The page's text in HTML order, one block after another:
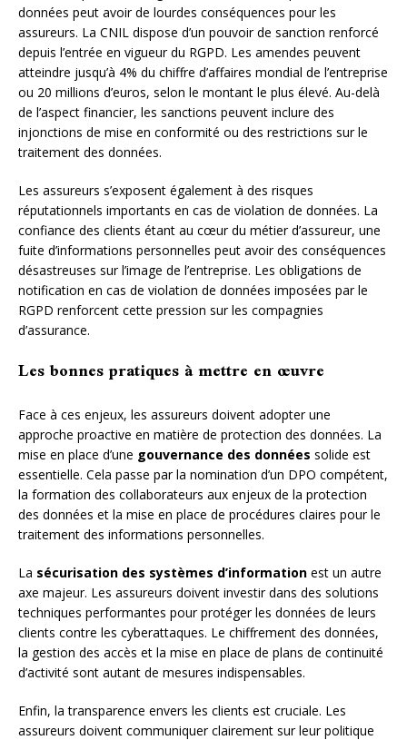
données peut avoir de lourdes conséquences pour les
assureurs. La CNIL dispose d’un pouvoir de sanction renforcé
depuis l’entrée en vigueur du RGPD. Les amendes peuvent
atteindre jusqu’à 4% du chiffre d’affaires mondial de l’entreprise
ou 20 millions d’euros, selon le montant le plus élevé. Au-delà
de l’aspect financier, les sanctions peuvent inclure des
injonctions de mise en conformité ou des restrictions sur le
traitement des données.
Les assureurs s’exposent également à des risques
réputationnels importants en cas de violation de données. La
confiance des clients étant au cœur du métier d’assureur, une
fuite d’informations personnelles peut avoir des conséquences
désastreuses sur l’image de l’entreprise. Les obligations de
notification en cas de violation de données imposées par le
RGPD renforcent cette pression sur les compagnies
d’assurance.
Les bonnes pratiques à mettre en œuvre
Face à ces enjeux, les assureurs doivent adopter une
approche proactive en matière de protection des données. La
mise en place d’une gouvernance des données solide est
essentielle. Cela passe par la nomination d’un DPO compétent,
la formation des collaborateurs aux enjeux de la protection
des données et la mise en place de procédures claires pour le
traitement des informations personnelles.
La sécurisation des systèmes d’information est un autre
axe majeur. Les assureurs doivent investir dans des solutions
techniques performantes pour protéger les données de leurs
clients contre les cyberattaques. Le chiffrement des données,
la gestion des accès et la mise en place de plans de continuité
d’activité sont autant de mesures indispensables.
Enfin, la transparence envers les clients est cruciale. Les
assureurs doivent communiquer clairement sur leur politique